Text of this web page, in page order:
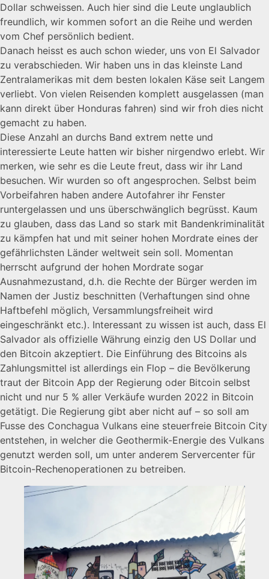
Dollar schweissen. Auch hier sind die Leute unglaublich
freundlich, wir kommen sofort an die Reihe und werden
vom Chef persönlich bedient.
Danach heisst es auch schon wieder, uns von El Salvador
zu verabschieden. Wir haben uns in das kleinste Land
Zentralamerikas mit dem besten lokalen Käse seit Langem
verliebt. Von vielen Reisenden komplett ausgelassen (man
kann direkt über Honduras fahren) sind wir froh dies nicht
gemacht zu haben.
Diese Anzahl an durchs Band extrem nette und
interessierte Leute hatten wir bisher nirgendwo erlebt. Wir
merken, wie sehr es die Leute freut, dass wir ihr Land
besuchen. Wir wurden so oft angesprochen. Selbst beim
Vorbeifahren haben andere Autofahrer ihr Fenster
runtergelassen und uns überschwänglich begrüsst. Kaum
zu glauben, dass das Land so stark mit Bandenkriminalität
zu kämpfen hat und mit seiner hohen Mordrate eines der
gefährlichsten Länder weltweit sein soll. Momentan
herrscht aufgrund der hohen Mordrate sogar
Ausnahmezustand, d.h. die Rechte der Bürger werden im
Namen der Justiz beschnitten (Verhaftungen sind ohne
Haftbefehl möglich, Versammlungsfreiheit wird
eingeschränkt etc.). Interessant zu wissen ist auch, dass El
Salvador als offizielle Währung einzig den US Dollar und
den Bitcoin akzeptiert. Die Einführung des Bitcoins als
Zahlungsmittel ist allerdings ein Flop – die Bevölkerung
traut der Bitcoin App der Regierung oder Bitcoin selbst
nicht und nur 5 % aller Verkäufe wurden 2022 in Bitcoin
getätigt. Die Regierung gibt aber nicht auf – so soll am
Fusse des Conchagua Vulkans eine steuerfreie Bitcoin City
entstehen, in welcher die Geothermik-Energie des Vulkans
genutzt werden soll, um unter anderem Servercenter für
Bitcoin-Rechenoperationen zu betreiben.